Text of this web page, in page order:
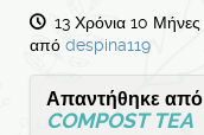
13 Χρόνια 10 Μήνες
από despina119
Απαντήθηκε από
COMPOST TEA